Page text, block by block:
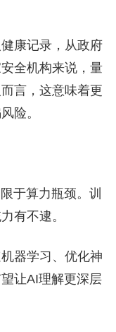
康记录，从政府
全机构来说，量
言，这意味着更
险。
于算力瓶颈。训
有不逮。
器学习、优化神
让AI理解更深层